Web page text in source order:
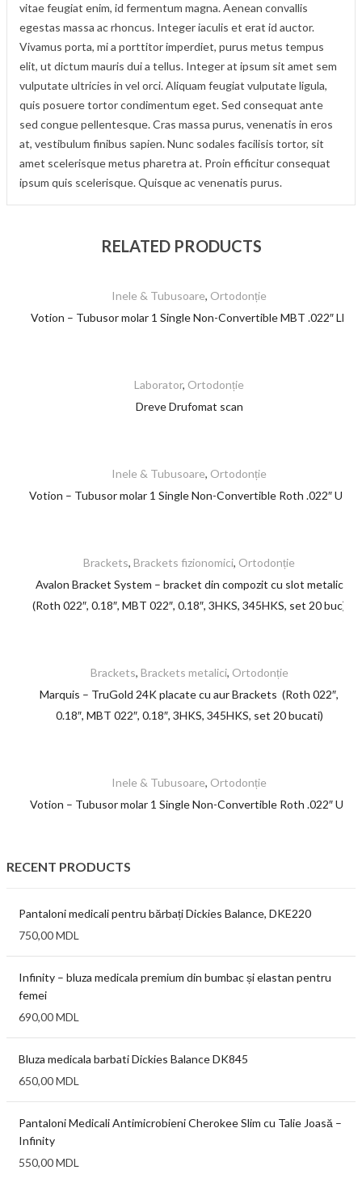
vitae feugiat enim, id fermentum magna. Aenean convallis
egestas massa ac rhoncus. Integer iaculis et erat id auctor.
Vivamus porta, mi a porttitor imperdiet, purus metus tempus
elit, ut dictum mauris dui a tellus. Integer at ipsum sit amet sem
vulputate ultricies in vel orci. Aliquam feugiat vulputate ligula,
quis posuere tortor condimentum eget. Sed consequat ante
sed congue pellentesque. Cras massa purus, venenatis in eros
at, vestibulum finibus sapien. Nunc sodales facilisis tortor, sit
amet scelerisque metus pharetra at. Proin efficitur consequat
ipsum quis scelerisque. Quisque ac venenatis purus.
RELATED PRODUCTS
Inele & Tubusoare, Ortodonție
Votion – Tubusor molar 1 Single Non-Convertible MBT .022″ LL
Laborator, Ortodonție
Dreve Drufomat scan
Inele & Tubusoare, Ortodonție
Votion – Tubusor molar 1 Single Non-Convertible Roth .022″ UR
Brackets, Brackets fizionomici, Ortodonție
Avalon Bracket System – bracket din compozit cu slot metalic
(Roth 022″, 0.18″, MBT 022″, 0.18″, 3HKS, 345HKS, set 20 buc)
Brackets, Brackets metalici, Ortodonție
Marquis – TruGold 24K placate cu aur Brackets (Roth 022″,
0.18″, MBT 022″, 0.18″, 3HKS, 345HKS, set 20 bucati)
Inele & Tubusoare, Ortodonție
Votion – Tubusor molar 1 Single Non-Convertible Roth .022″ UL
RECENT PRODUCTS
Pantaloni medicali pentru bărbați Dickies Balance, DKE220
750,00MDL
Infinity – bluza medicala premium din bumbac și elastan pentru
femei
690,00MDL
Bluza medicala barbati Dickies Balance DK845
650,00MDL
Pantaloni Medicali Antimicrobieni Cherokee Slim cu Talie Joasă –
Infinity
550,00MDL